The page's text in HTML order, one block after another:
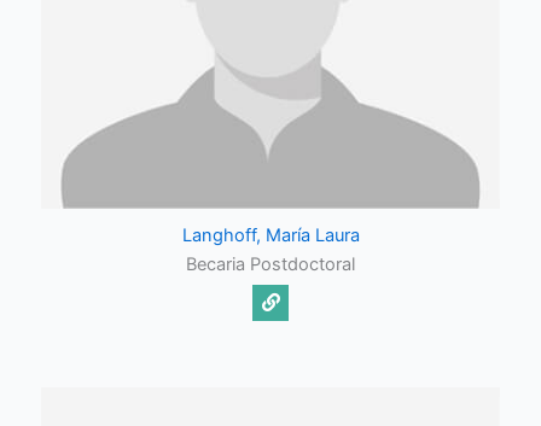
Langhoff, María Laura
Becaria Postdoctoral